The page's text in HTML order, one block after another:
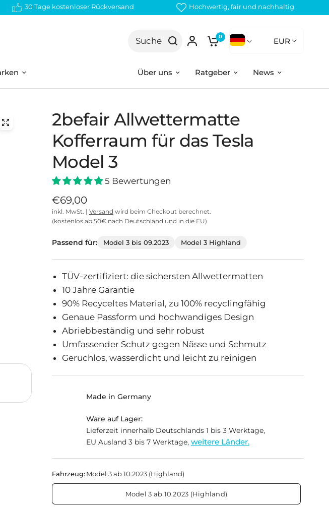
30 Tage kostenloser Rückversand Hochwertig, fair und nachhaltig
Suche 0 EUR
Über uns Ratgeber News
2befair Allwettermatte
Kofferraum für das Tesla
Model 3
5 Bewertungen
€69,00
inkl. MwSt. | Versand wird beim Checkout berechnet.
(kostenlos ab 50€ nach Deutschland und in die EU)
Passend für: Model 3 bis 09.2023 Model 3 Highland
TÜV-zertifiziert: die sichersten Allwettermatten
10 Jahre Garantie
90% Recyceltes Material, zu 100% recyclingfähig
Genaue Passform und hochwandiges Design
Abriebbeständig und sehr robust
Umfassender Schutz gegen Nässe und Schmutz
Geruchlos, wasserdicht und leicht zu reinigen
Made in Germany
Ware auf Lager:
Lieferzeit innerhalb Deutschlands 1 bis 3 Werktage,
EU Ausland 3 bis 7 Werktage,weitere Länder.
Fahrzeug:Model 3 ab 10.2023 (Highland)
Model 3 ab 10.2023 (Highland)